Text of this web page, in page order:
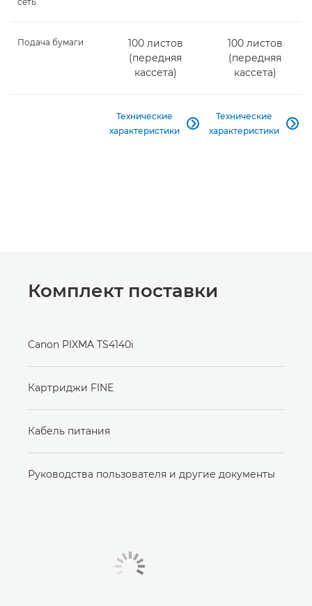
Подача бумаги
100 листов
(передняя
кассета)
100 листов
(передняя
кассета)
Технические
характеристики

Технические
характеристики

Комплект поставки
Canon PIXMA TS4140i
Картриджи FINE
Кабель питания
Руководства пользователя и другие документы